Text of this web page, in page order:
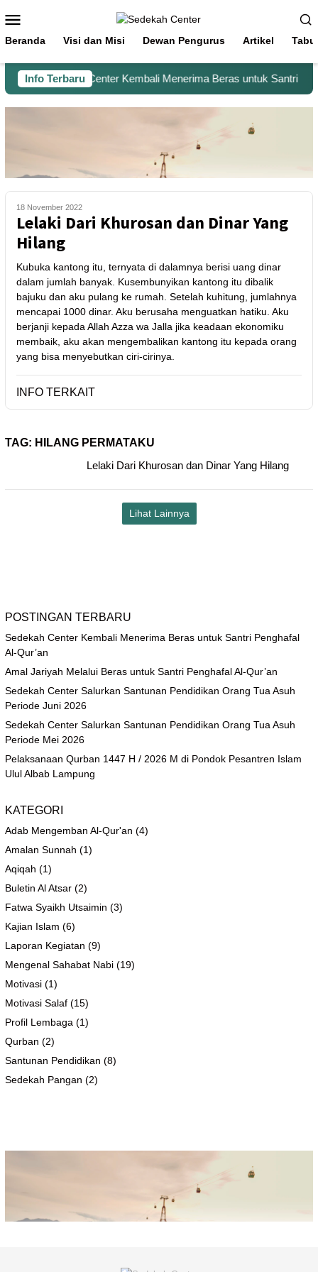
Beranda Visi dan Misi Dewan Pengurus Artikel
Info Terbaru
Sedekah Center Kembali Menerima Beras untuk Santri
18 November 2022
Lelaki Dari Khurosan dan Dinar Yang
Hilang
Kubuka kantong itu, ternyata di dalamnya berisi uang dinar
dalam jumlah banyak. Kusembunyikan kantong itu dibalik
bajuku dan aku pulang ke rumah. Setelah kuhitung, jumlahnya
mencapai 1000 dinar. Aku berusaha menguatkan hatiku. Aku
berjanji kepada Allah Azza wa Jalla jika keadaan ekonomiku
membaik, aku akan mengembalikan kantong itu kepada orang
yang bisa menyebutkan ciri-cirinya.
INFO TERKAIT
TAG: HILANG PERMATAKU
Lelaki Dari Khurosan dan Dinar Yang Hilang
Lihat Lainnya
POSTINGAN TERBARU
Sedekah Center Kembali Menerima Beras untuk Santri Penghafal
Al-Qur’an
Amal Jariyah Melalui Beras untuk Santri Penghafal Al-Qur’an
Sedekah Center Salurkan Santunan Pendidikan Orang Tua Asuh
Periode Juni 2026
Sedekah Center Salurkan Santunan Pendidikan Orang Tua Asuh
Periode Mei 2026
Pelaksanaan Qurban 1447 H / 2026 M di Pondok Pesantren Islam
Ulul Albab Lampung
KATEGORI
Adab Mengemban Al-Qur'an (4)
Amalan Sunnah (1)
Aqiqah (1)
Buletin Al Atsar (2)
Fatwa Syaikh Utsaimin (3)
Kajian Islam (6)
Laporan Kegiatan (9)
Mengenal Sahabat Nabi (19)
Motivasi (1)
Motivasi Salaf (15)
Profil Lembaga (1)
Qurban (2)
Santunan Pendidikan (8)
Sedekah Pangan (2)